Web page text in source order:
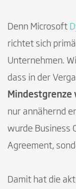
Denn Microsoft
richtet sich
Unternehmen.
dass in der
Mindestgrenze
nur annähernd
wurde Business
Agreement,
Damit hat die